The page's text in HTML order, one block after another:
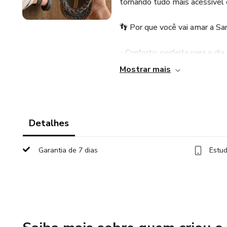
👣 Por que você vai amar a
- Conforto: perfeita para o dia
Bora se conectar com outras
Mostrar mais
Detalhes
Garantia de 7 dias